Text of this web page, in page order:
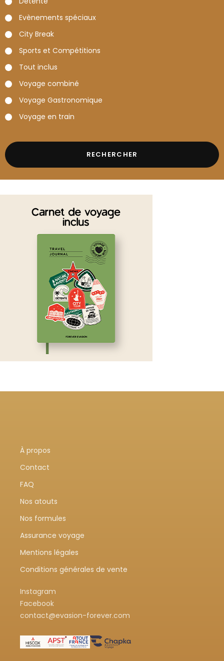
Evènements spéciaux
City Break
Sports et Compétitions
Tout inclus
Voyage combiné
Voyage Gastronomique
Voyage en train
À propos
Contact
FAQ
Nos atouts
Nos formules
Assurance voyage
Mentions légales
Conditions générales de vente
Instagram
Facebook
contact@evasion-forever.com